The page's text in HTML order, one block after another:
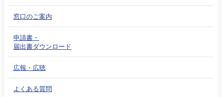
窓口のご案内
申請書・
届出書ダウンロード
広報・広聴
よくある質問